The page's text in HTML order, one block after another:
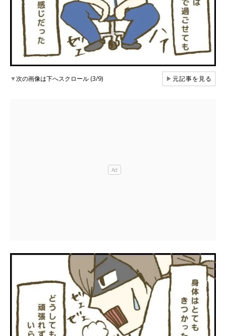
▼次の画像は下へスクロール (3/9) ▶元記事を見る